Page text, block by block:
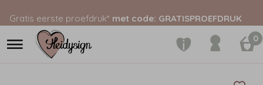
Gratis eerste proefdruk* met code: GRATISPROEFDRUK
0